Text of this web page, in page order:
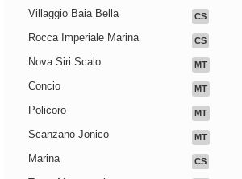
Villaggio Baia Bella CS
Rocca Imperiale Marina CS
Nova Siri Scalo MT
Concio MT
Policoro MT
Scanzano Jonico MT
Marina CS